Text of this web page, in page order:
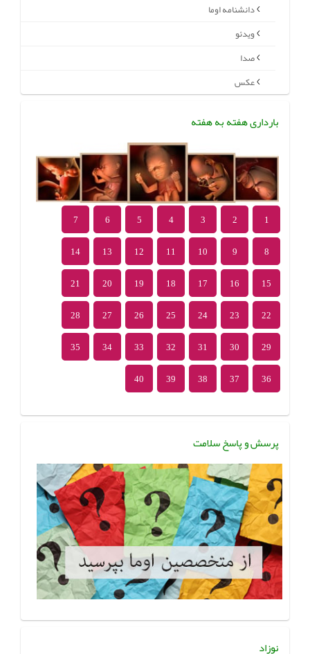
دانشنامه اوما
ویدئو
صدا
عکس
بارداری هفته به هفته
1
2
3
4
5
6
7
8
9
10
11
12
13
14
15
16
17
18
19
20
21
22
23
24
25
26
27
28
29
30
31
32
33
34
35
36
37
38
39
40
پرسش و پاسخ سلامت
نوزاد